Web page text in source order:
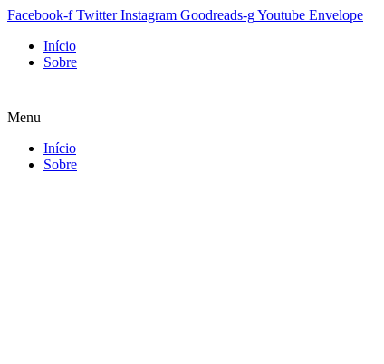
Facebook-f Twitter Instagram Goodreads-gYoutube Envelope
Início
Sobre
Menu
Início
Sobre